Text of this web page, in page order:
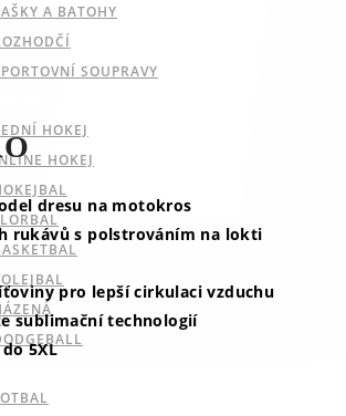
A BATOHY
SOUPRAVY
HOKEJ
HOKEJ
dresu na motokros
rukávů s polstrováním na lokti
pro lepší cirkulaci vzduchu
sublimační technologií
5XL